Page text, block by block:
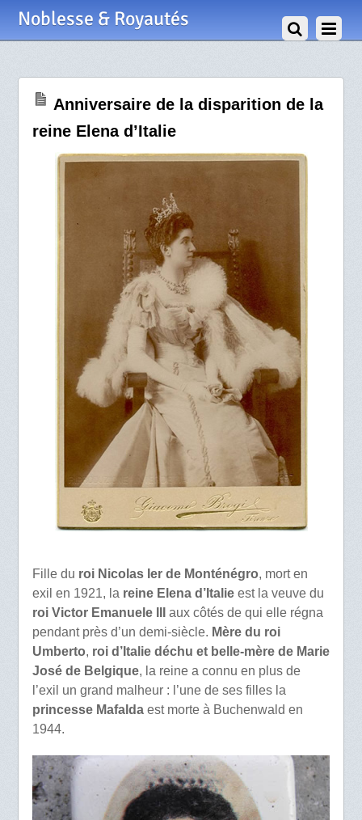
Noblesse & Royautés
Anniversaire de la disparition de la
reine Elena d’Italie
Fille du roi Nicolas Ier de Monténégro, mort en
exil en 1921, la reine Elena d’Italieest la veuve du
roi Victor Emanuele III
aux côtés de qui elle régna
pendant près d’un demi-siècle. Mère du roi
Umberto, roi d’Italie déchu et belle-mère de Marie
José de Belgique, la reine a connu en plus de
l’exil un grand malheur : l’une de ses filles la
princesse Mafaldaest morte à Buchenwald en
1944.